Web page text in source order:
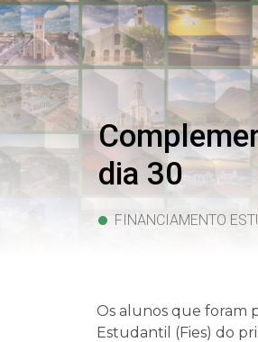
dia 30
FINANCIAMENTO
Os alunos que foram
Estudantil (Fies) do